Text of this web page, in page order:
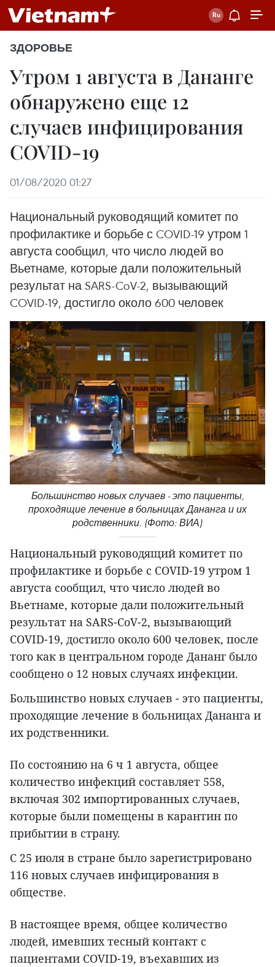
ЗДОРОВЬЕ
Утром 1 августа в Дананге
обнаружено еще 12
случаев инфицирования
COVID-19
01/08/2020 01:27
Национальный руководящий комитет по
профилактике и борьбе с COVID-19 утром 1
августа сообщил, что число людей во
Вьетнаме, которые дали положительный
результат на SARS-CoV-2, вызывающий
COVID-19, достигло около 600 человек
Большинство новых случаев - это пациенты,
проходящие лечение в больницах Дананга и их
родственники. (Фото: ВИА)
Национальный руководящий комитет по
профилактике и борьбе с COVID-19 утром 1
августа сообщил, что число людей во
Вьетнаме, которые дали положительный
результат на SARS-CoV-2, вызывающий
COVID-19, достигло около 600 человек, после
того как в центральном городе Дананг было
сообщено о 12 новых случаях инфекции.
Большинство новых случаев - это пациенты,
проходящие лечение в больницах Дананга и
их родственники.
По состоянию на 6 ч 1 августа, общее
количество инфекций составляет 558,
включая 302 импортированных случаев,
которые были помещены в карантин по
прибытии в страну.
С 25 июля в стране было зарегистрировано
116 новых случаев инфицирования в
обществе.
В настоящее время, общее количество
людей, имевших тесный контакт с
пациентами COVID-19, въехавших из